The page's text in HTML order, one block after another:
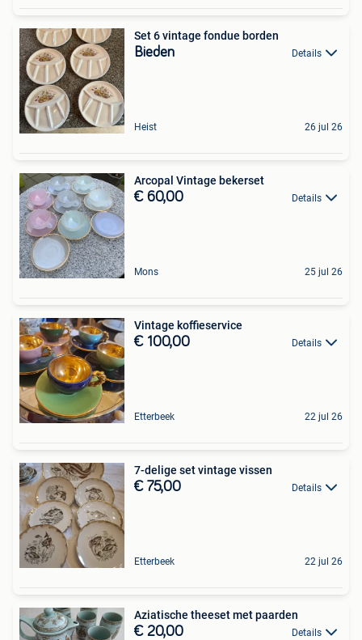
Set 6 vintage fondue borden
Bieden Details
Heist 26 jul 26
Arcopal Vintage bekerset
€ 60,00 Details
Mons 25 jul 26
Vintage koffieservice
€ 100,00 Details
Etterbeek 22 jul 26
7-delige set vintage vissen
€ 75,00 Details
Etterbeek 22 jul 26
Aziatische theeset met paarden
€ 20,00 Details